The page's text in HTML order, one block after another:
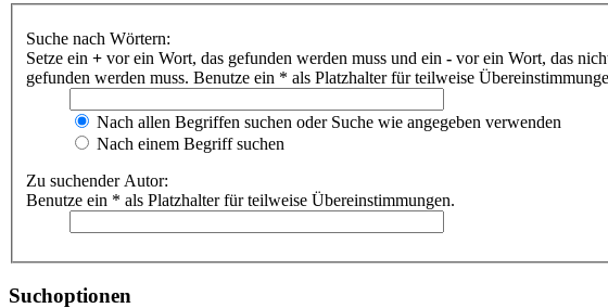
Suche nach Wörtern:
Setze ein + vor ein Wort, das gefunden werden muss und ein - vor ein Wort, das
gefunden werden muss. Benutze ein * als Platzhalter für teilweise
Nach allen Begriffen suchen oder Suche wie angegeben verwenden
Nach einem Begriff suchen
Zu suchender Autor:
Benutze ein * als Platzhalter für teilweise Übereinstimmungen.
Suchoptionen